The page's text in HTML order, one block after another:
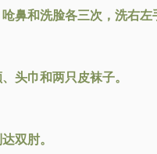
鼻和洗脸各三次，洗右
头巾和两只皮袜子。
双肘。